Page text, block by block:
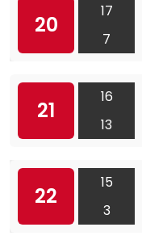
20
17
7
21
16
13
22
15
3